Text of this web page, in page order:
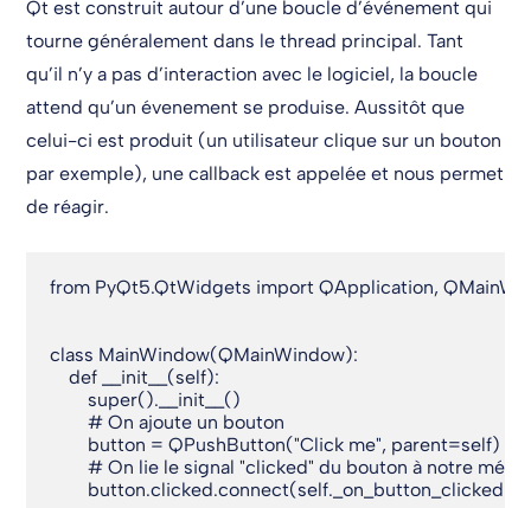
Qt est construit autour d’une boucle d’événement qui
tourne généralement dans le thread principal. Tant
qu’il n’y a pas d’interaction avec le logiciel, la boucle
attend qu’un évenement se produise. Aussitôt que
celui-ci est produit (un utilisateur clique sur un bouton
par exemple), une callback est appelée et nous permet
de réagir.
from PyQt5.QtWidgets import QApplication,
class MainWindow(QMainWindow):
    def __init__(self):
        super().__init__()
        # On ajoute un bouton
        button = QPushButton("Click me", parent=self)
# On lie le signal "clicked" du bouton à notre
        button.clicked.connect(self._on_button_clicked)